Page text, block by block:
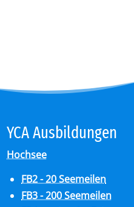
YCA Aus­bil­dun­gen
Hochsee
FB2 - 20 Seemeilen
FB3 - 200 Seemeilen